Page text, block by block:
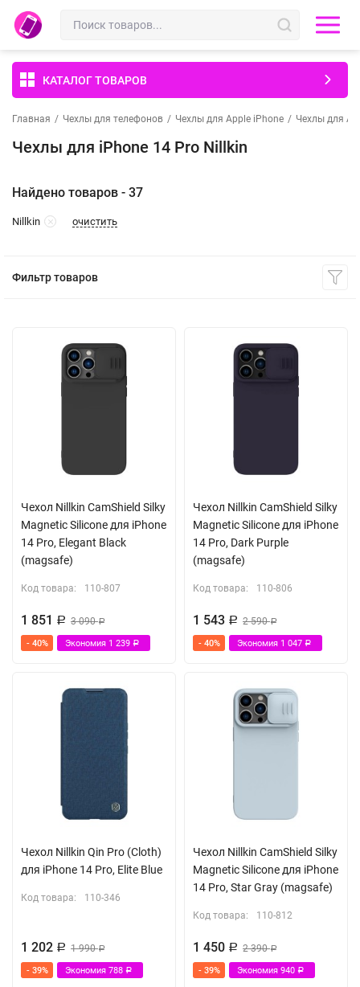
КАТАЛОГ ТОВАРОВ
Главная / Чехлы для телефонов / Чехлы для Apple iPhone / Чехлы для
Чехлы для iPhone 14 Pro Nillkin
Найдено товаров - 37
Nillkin очистить
Фильтр товаров
Чехол Nillkin CamShield Silky
Magnetic Silicone для iPhone
14 Pro, Elegant Black
(magsafe)
Код товара: 110-807
1 851 Р 3 090Р
- 40% Экономия 1 239 Р
Чехол Nillkin CamShield Silky
Magnetic Silicone для iPhone
14 Pro, Dark Purple
(magsafe)
Код товара: 110-806
1 543 Р 2 590Р
- 40% Экономия 1 047 Р
Чехол Nillkin Qin Pro (Cloth)
для iPhone 14 Pro, Elite Blue
Код товара: 110-346
1 202 Р 1 990Р
- 39% Экономия 788 Р
Чехол Nillkin CamShield Silky
Magnetic Silicone для iPhone
14 Pro, Star Gray (magsafe)
Код товара: 110-812
1 450 Р 2 390Р
- 39% Экономия 940 Р